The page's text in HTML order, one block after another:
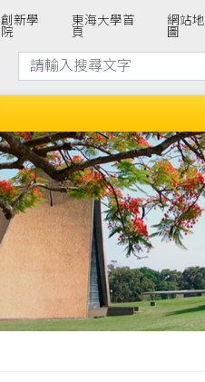
創新學
院
東海大學首
頁
網站地
圖